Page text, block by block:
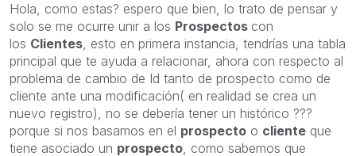
Hola, como estas? espero que bien, lo trato de pensar y
solo se me ocurre unir a los Prospectos con
los Clientes, esto en primera instancia, tendrías una tabla
principal que te ayuda a relacionar, ahora con respecto al
problema de cambio de Id tanto de prospecto como de
cliente ante una modificación( en realidad se crea un
nuevo registro), no se debería tener un histórico ???
porque si nos basamos en el prospecto o cliente que
tiene asociado un prospecto, como sabemos que